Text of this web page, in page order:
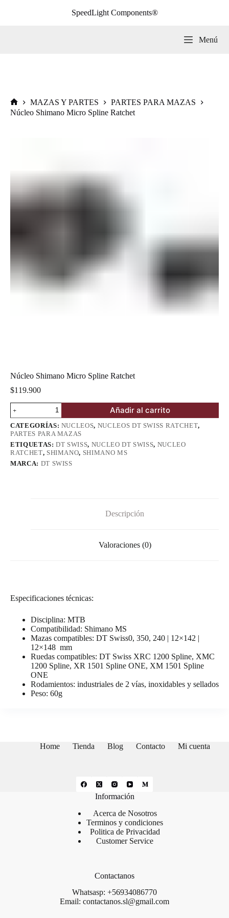
SpeedLight Components®
Menú
Inicio
MAZAS Y PARTES
PARTES PARA MAZAS
Núcleo Shimano Micro Spline Ratchet
Núcleo Shimano Micro Spline Ratchet
$119.900
Shimano
Micro
Spline
Ratchet
cantidad
Añadir al carrito
CATEGORÍAS: NUCLEOS, NUCLEOS DT SWISS RATCHET,
PARTES PARA MAZAS
ETIQUETAS:DT SWISS, NUCLEO DT SWISS, NUCLEO
RATCHET, SHIMANO, SHIMANO MS
MARCA: DT SWISS
Descripción
Valoraciones (0)
Especificaciones técnicas:
Disciplina: MTB
Compatibilidad: Shimano MS
Mazas compatibles: DT Swiss0, 350, 240 | 12×142 |
12×148 mm
Ruedas compatibles: DT Swiss XRC 1200 Spline, XMC
1200 Spline, XR 1501 Spline ONE, XM 1501 Spline
ONE
Rodamientos: industriales de 2 vías, inoxidables y sellados
Peso: 60g
Home Tienda Blog Contacto Mi cuenta
Información
Acerca de Nosotros
Terminos y condiciones
Politica de Privacidad
Customer Service
Contactanos
Whatsasp: +56934086770
Email: contactanos.sl@gmail.com